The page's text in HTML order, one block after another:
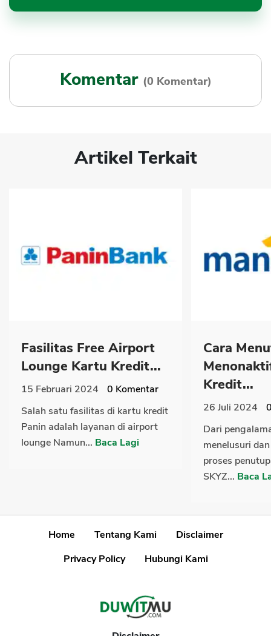
Komentar (0 Komentar)
Artikel Terkait
Fasilitas Free Airport
Lounge Kartu Kredit...
15 Februari 2024 0 Komentar
Salah satu fasilitas di kartu kredit
Panin adalah layanan di airport
lounge Namun... Baca Lagi
Cara
Kredit...
26 Juli 2024
Dari
menelusuri
proses
SKYZ... Baca
Home Tentang Kami
Disclaimer
Privacy Policy
Hubungi Kami